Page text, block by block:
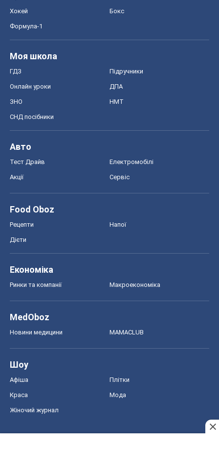
Хокей Бокс
Формула-1
Моя школа
ГДЗ Підручники
Онлайн уроки ДПА
ЗНО НМТ
СНД посібники
Авто
Тест Драйв Електромобілі
Акції Сервіс
Food Oboz
Рецепти Напої
Дієти
Економіка
Ринки та компанії Макроекономіка
MedOboz
Новини медицини MAMACLUB
Шоу
Афіша Плітки
Краса Мода
Жіночий журнал